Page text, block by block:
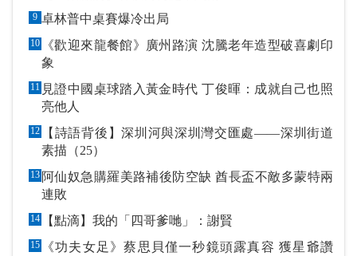
9 卓林普中桌賽爆冷出局
10
《歡迎來龍餐館》廣州路演 沈騰老年造型破喜劇印
象
11 見證中國桌球踏入黃金時代 丁俊暉：成就自己也照
亮他人
12
【詩語背後】深圳河與深圳灣交匯處——深圳街道
素描（25）
13 阿仙奴急購羅美路補後防空缺 酋長盃不敵多蒙特兩
連敗
14 【點滴】我的「四哥爹哋」：謝賢
15
《功夫女足》蔡思貝僅一秒鏡頭露真容 獲星爺讚